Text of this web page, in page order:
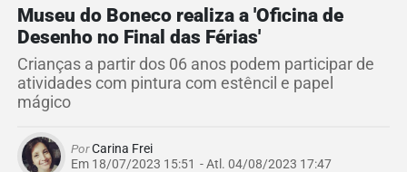
Museu do Boneco realiza a 'Oficina de
Desenho no Final das Férias'
Crianças a partir dos 06 anos podem participar de
atividades com pintura com estêncil e papel
mágico
PorCarina Frei
Em 18/07/2023 15:51 - Atl. 04/08/2023 17:47